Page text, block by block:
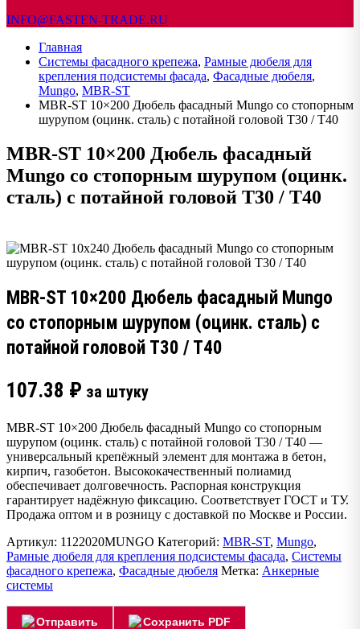
INFO@FASTEN-TRADE.RU
Главная
Системы фасадного крепежа, Рамные дюбеля для
крепления подсистемы фасада, Фасадные дюбеля,
Mungo, MBR-ST
MBR-ST 10×200 Дюбель фасадный Mungo со стопорным
шурупом (оцинк. сталь) с потайной головой T30 / T40
MBR-ST 10×200 Дюбель фасадный
Mungo со стопорным шурупом (оцинк.
сталь) с потайной головой T30 / T40
MBR-ST 10×200 Дюбель фасадный Mungo
со стопорным шурупом (оцинк. сталь) с
потайной головой T30 / T40
107.38 ₽ за штуку
MBR-ST 10×200 Дюбель фасадный Mungo со стопорным
шурупом (оцинк. сталь) с потайной головой T30 / T40 —
универсальный крепёжный элемент для монтажа в бетон,
кирпич, газобетон. Высококачественный полиамид
обеспечивает долговечность. Распорная конструкция
гарантирует надёжную фиксацию. Соответствует ГОСТ и ТУ.
Продажа оптом и в розницу с доставкой по Москве и России.
Артикул: 1122020MUNGO Категорий: MBR-ST, Mungo,
Рамные дюбеля для крепления подсистемы фасада, Системы
фасадного крепежа, Фасадные дюбеля Метка: Анкерные
системы
Отправить Сохранить PDF